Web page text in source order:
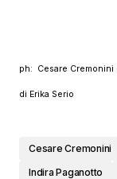
ph: Cesare
di Erika Serio
Cesare Cremonini
Indira Paganotto